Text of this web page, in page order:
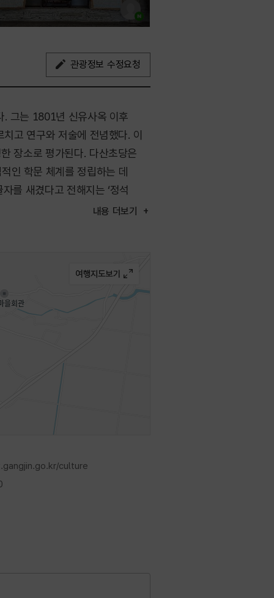
관광정보 수정요청
. 그는 1801년 신유사옥 이후
고 연구와 저술에 전념했다. 이
한 장소로 평가된다. 다산초당은
인 학문 체계를 정립하는 데
를 새겼다고 전해지는 ‘정석
과 사상을 엿볼 수 있다.
내용 더보기
culture